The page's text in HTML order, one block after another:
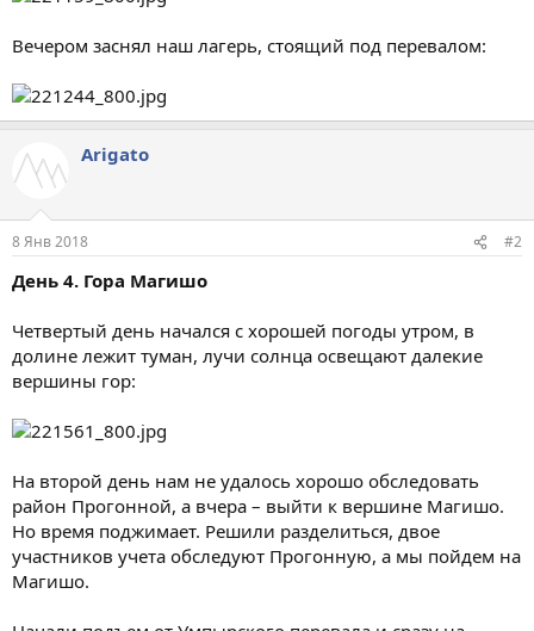
Вечером заснял наш лагерь, стоящий под перевалом:
Arigato
8 Янв 2018 #2
День 4. Гора Магишо
Четвертый день начался с хорошей погоды утром, в
долине лежит туман, лучи солнца освещают далекие
вершины гор:
На второй день нам не удалось хорошо обследовать
район Прогонной, а вчера – выйти к вершине Магишо.
Но время поджимает. Решили разделиться, двое
участников учета обследуют Прогонную, а мы пойдем на
Магишо.